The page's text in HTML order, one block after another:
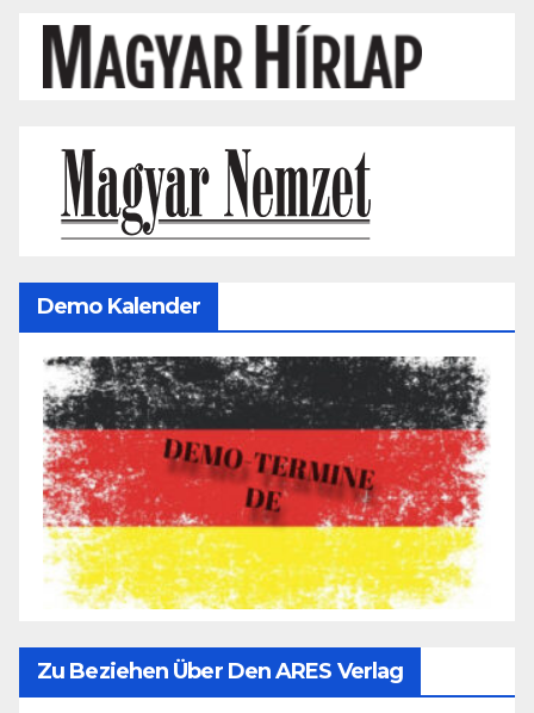
Demo Kalender
Zu Beziehen Über Den ARES Verlag